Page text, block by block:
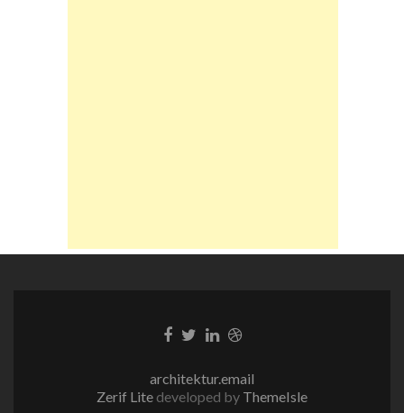
Facebook-
Twitter-
LinkedIn-
Dribble-
architektur.email
Zerif Lite developed by ThemeIsle